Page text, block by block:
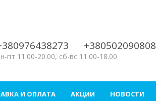
+380502090808
пт 11.00-20.00, сб-вс 11.00-18.00
И ОПЛАТА АКЦИИ НОВОСТИ